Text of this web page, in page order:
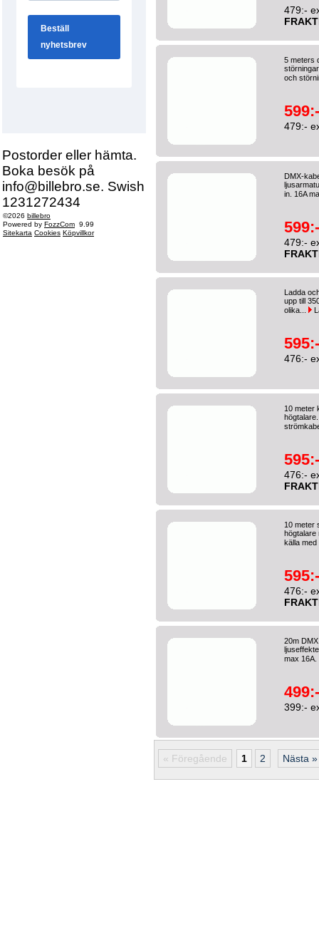
Postorder eller hämta.
Boka besök på
info@billebro.se. Swish
1231272434
©2026 billebro
Powered by FozzCom 9.99
Sitekarta Cookies Köpvillkor
479:-
5 meters
och
599:-
479:-
DMX-
in. 16A
599:-
479:-
Ladda
upp till
olika...
595:-
476:-
10 meter
595:-
476:-
10 meter
högtalare
källa
595:-
476:-
20m
max
499:-
399:-
« Föregående 1 2 Nästa »